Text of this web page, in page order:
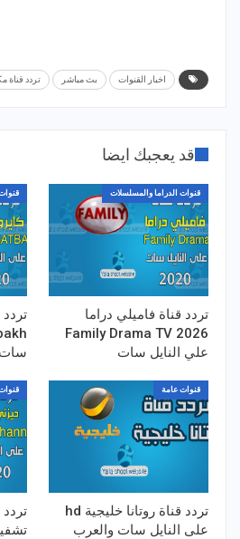
اخبار القنوات بث مباشر تردد قناة
قد يعجبك ايضا
قنوات الدراما والمسلسلات
تردد قناة فاميلي دراما
Family Drama TV 2026
علي النايل سات
سات
قنوات عامة
تردد قناة روتانا خليجية hd
على النايل سات والعرب
تردد